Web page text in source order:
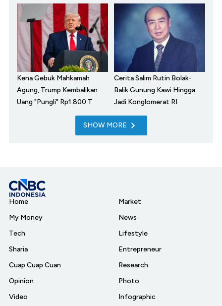
Kena Gebuk Mahkamah
Agung, Trump Kembalikan
Uang "Pungli" Rp1.800 T
Cerita Salim Rutin Bolak-
Balik Gunung Kawi Hingga
Jadi Konglomerat RI
SHOW MORE
Home
My Money
Tech
Sharia
Cuap Cuap Cuan
Opinion
Video
Market
News
Lifestyle
Entrepreneur
Research
Photo
Infographic